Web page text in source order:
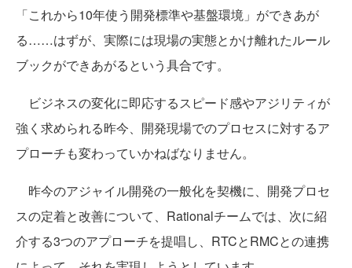
「これから10年使う開発標準や基盤環境」ができあが
る……はずが、実際には現場の実態とかけ離れたルール
ブックができあがるという具合です。
ビジネスの変化に即応するスピード感やアジリティが
強く求められる昨今、開発現場でのプロセスに対するア
プローチも変わっていかねばなりません。
昨今のアジャイル開発の一般化を契機に、開発プロセ
スの定着と改善について、Rationalチームでは、次に紹
介する3つのアプローチを提唱し、RTCとRMCとの連携